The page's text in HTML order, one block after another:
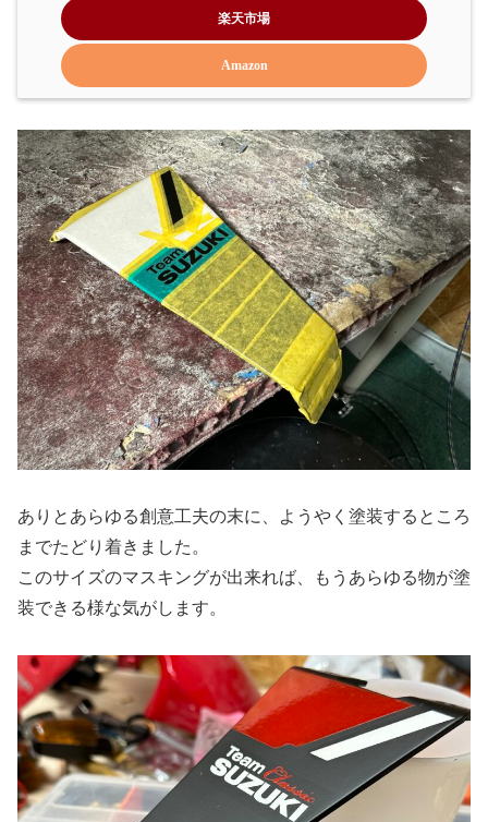
楽天市場
Amazon
ありとあらゆる創意工夫の末に、ようやく塗装するところ
までたどり着きました。
このサイズのマスキングが出来れば、もうあらゆる物が塗
装できる様な気がします。